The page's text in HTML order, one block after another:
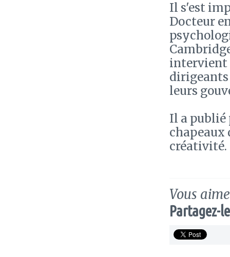
Il s'est
Docteur
intervient
dirigeants
leurs
Il a publié
chapeaux
créativité.
Vous
Partagez-